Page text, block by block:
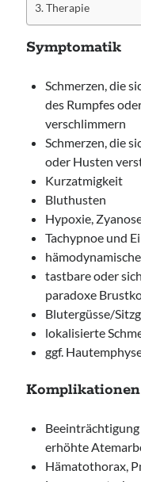
Therapie
Symptomatik
Schmerzen, die
des Rumpfes
verschlimmern
Schmerzen, die
oder Husten
Kurzatmigkeit
Bluthusten
Hypoxie,
Tachypnoe und
tastbare oder
paradoxe
Blutergüsse/
lokalisierte
ggf.
Komplikationen
erhöhte
Hämatothorax,